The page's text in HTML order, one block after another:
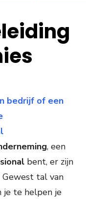
bedrijf of een
, een
bent, er zijn
tal van
je te helpen je